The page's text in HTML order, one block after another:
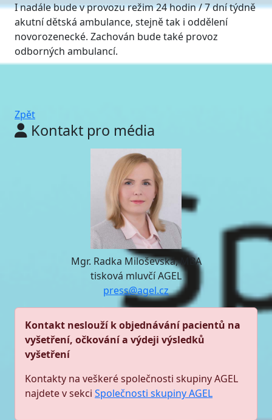
I nadále bude v provozu režim 24 hodin / 7 dní týdně
akutní dětská ambulance, stejně tak i oddělení
novorozenecké. Zachován bude také provoz
odborných ambulancí.
Zpět
Kontakt pro média
Mgr. Radka Miloševská, MBA
tisková mluvčí AGEL
press@agel.cz
Kontakt neslouží k objednávání pacientů na
vyšetření, očkování a výdeji výsledků
vyšetření
Kontakty na veškeré společnosti skupiny AGEL
najdete v sekci Společnosti skupiny AGEL